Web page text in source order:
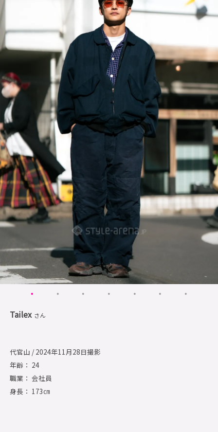
Tailex さん
代官山 / 2024年11月28日撮影
年齢： 24
職業： 会社員
身長： 173㎝